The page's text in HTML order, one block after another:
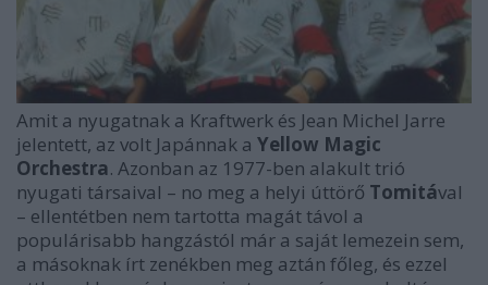
Amit a nyugatnak a Kraftwerk és Jean Michel Jarre
jelentett, az volt Japánnak a Yellow Magic
Orchestra. Azonban az 1977-ben alakult trió
nyugati társaival – no meg a helyi úttörő Tomitával
– ellentétben nem tartotta magát távol a
populárisabb hangzástól már a saját lemezein sem,
a másoknak írt zenékben meg aztán főleg, és ezzel